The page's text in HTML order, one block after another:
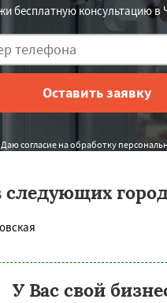
бесплатную консультацию в
Даю согласие на обработку
следующих
У Вас свой